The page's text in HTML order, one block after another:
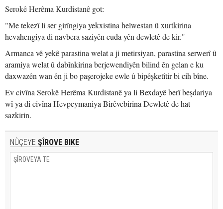
Serokê Herêma Kurdistanê got:
"Me tekezî li ser girîngiya yekxistina helwestan û xurtkirina
hevahengiya di navbera saziyên cuda yên dewletê de kir."
Armanca vê yekê parastina welat a ji metirsiyan, parastina serwerî û
aramiya welat û dabînkirina berjewendiyên bilind ên gelan e ku
daxwazên wan ên ji bo paşerojeke ewle û bipêşketîtir bi cih bîne.
Ev civîna Serokê Herêma Kurdistanê ya li Bexdayê berî beşdariya
wî ya di civîna Hevpeymaniya Birêvebirina Dewletê de hat
sazkirin.
NÛÇEYE ŞÎROVE BIKE